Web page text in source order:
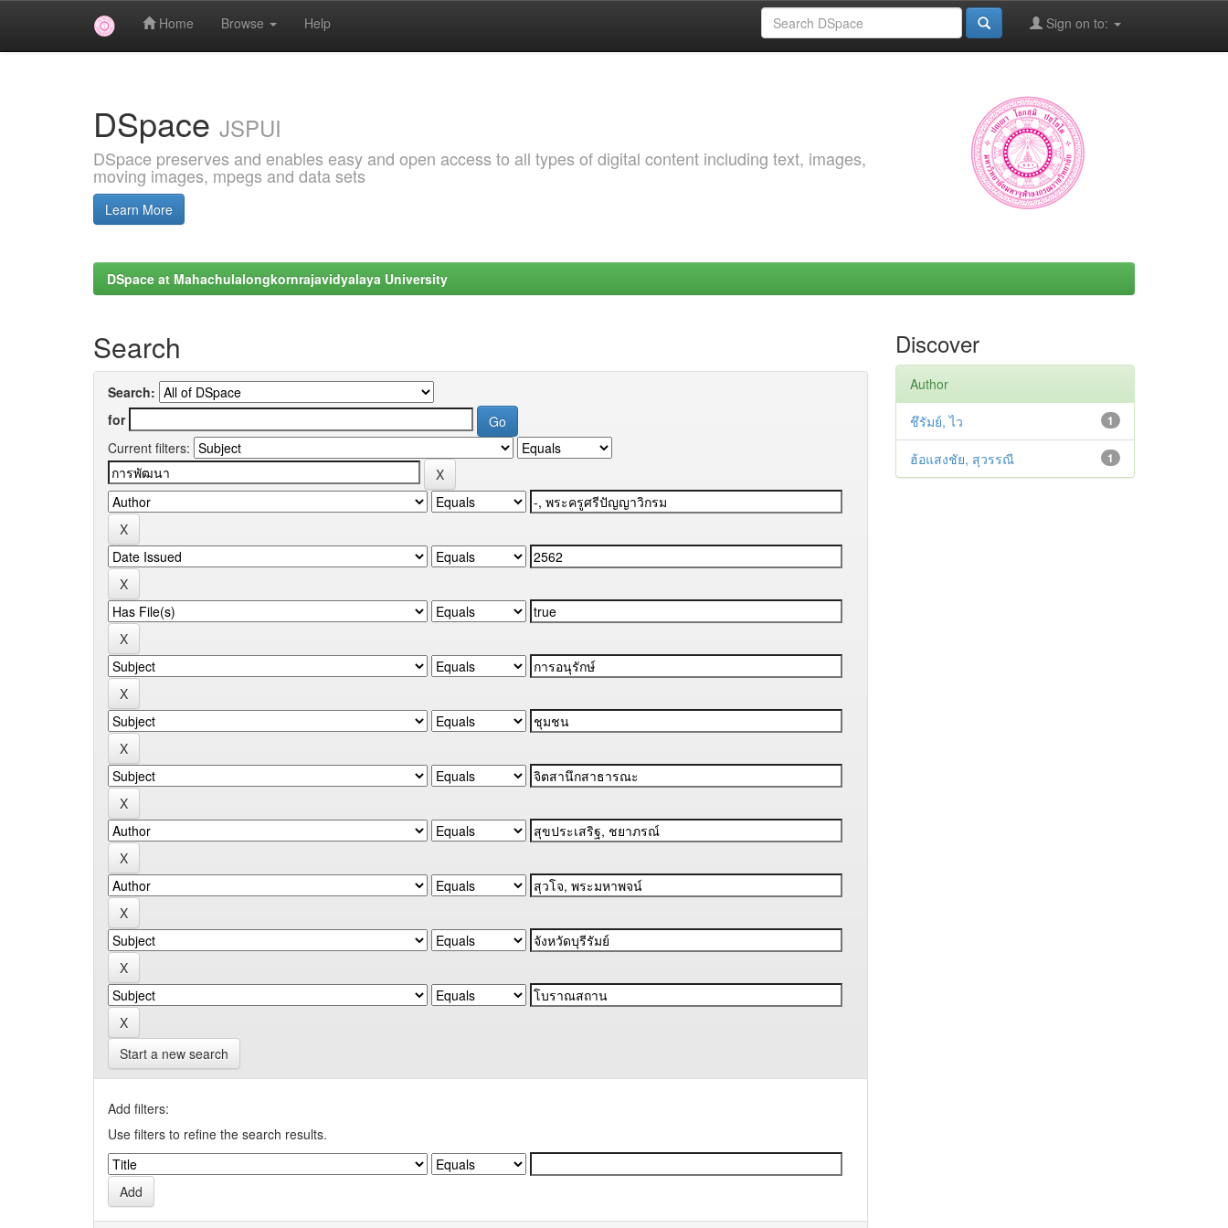
Home Browse Help Sign on to:
DSpace JSPUI
DSpace preserves and enables easy and open access to all types of digital content including text, images,
moving images, mpegs and data sets
Learn More
DSpace at Mahachulalongkornrajavidyalaya University
Search
Search:
for
Current filters:
Start a new search
Add filters:
Use filters to refine the search results.
Discover
Author
1
ชึรัมย์, ไว
1
ฮ้อแสงชัย, สุวรรณี